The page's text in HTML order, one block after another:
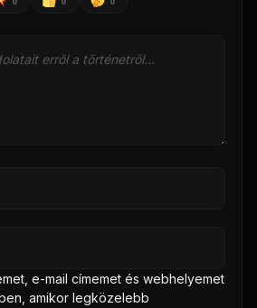
e-mail címemet és webhelyemet
amikor legközelebb